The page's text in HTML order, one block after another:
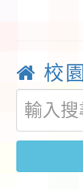
程
函
鎮
速
「
法
本
第
檢
校